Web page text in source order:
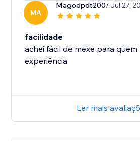
MA
Magodpdt200/ Jul 27,
facilidade
achei fácil de mexe para
experiência
Ler mais